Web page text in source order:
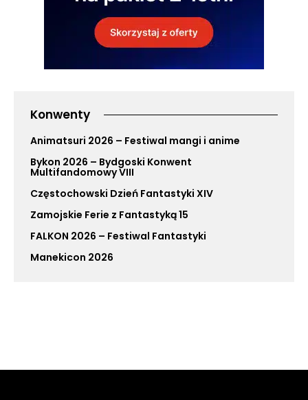
Konwenty
Animatsuri 2026 – Festiwal mangi i anime
Bykon 2026 – Bydgoski Konwent
Multifandomowy VIII
Częstochowski Dzień Fantastyki XIV
Zamojskie Ferie z Fantastyką 15
FALKON 2026 – Festiwal Fantastyki
Manekicon 2026